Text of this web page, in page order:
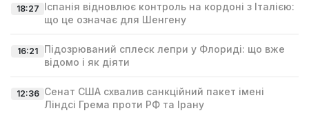
18:27 Іспанія відновлює контроль на кордоні з Італією:
що це означає для Шенгену
16:21
Підозрюваний сплеск лепри у Флориді: що вже
відомо і як діяти
12:36 Сенат США схвалив санкційний пакет імені
Ліндсі Гремa проти РФ та Ірану